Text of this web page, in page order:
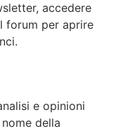
accedere
forum per aprire
e opinioni
della